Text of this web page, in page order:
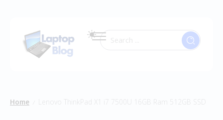
Home Lenovo ThinkPad X1 i7 7500U 16GB Ram 512GB SSD